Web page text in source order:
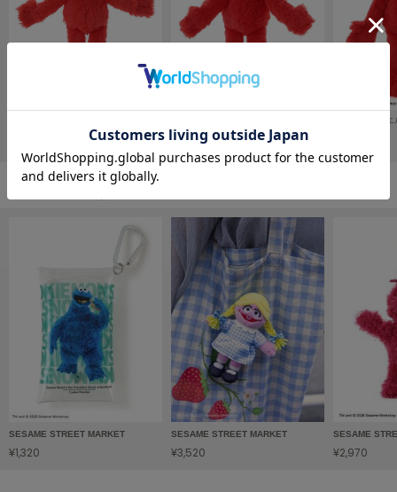
FURFUR
ジェラート ピケ
GELATO PIQUE CAT&DOG
ジェラート ピケ キャットアンドドッグ
ジェラート ピケ スリープ
グラミチ
Henon.
へノン
HUNTER
ハンター
HOKA ONEONE
¥4,950
ぬいぐるみL
SESAME STREET MARKET
¥1,320
SESAME STREET MARKET
¥3,520
SESAME
¥2,970